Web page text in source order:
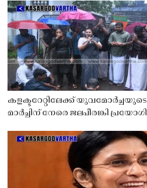
കളക്ടറേറ്റിലേക്ക് യുവമോർച്ചയുടെ
മാർച്ചിന് നേരെ ജലപീരങ്കി